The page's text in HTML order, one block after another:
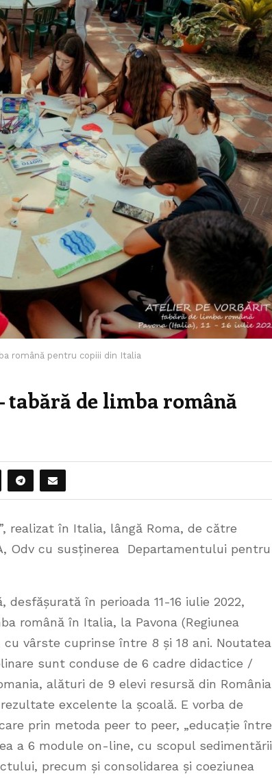
română pentru copiii din Italia
tabără de limba română
realizat în Italia, lângă Roma, de către
Odv cu susținerea Departamentului pentru
în perioada 11-16 iulie 2022,
română în Italia, la Pavona (Regiunea
vârste cuprinse între 8 și 18 ani. Noutatea
sunt conduse de 6 cadre didactice /
alături de 9 elevi resursă din România
excelente la școală. E vorba de
prin metoda peer to peer, „educație între
a 6 module on-line, cu scopul sedimentării
precum și consolidarea și coeziunea